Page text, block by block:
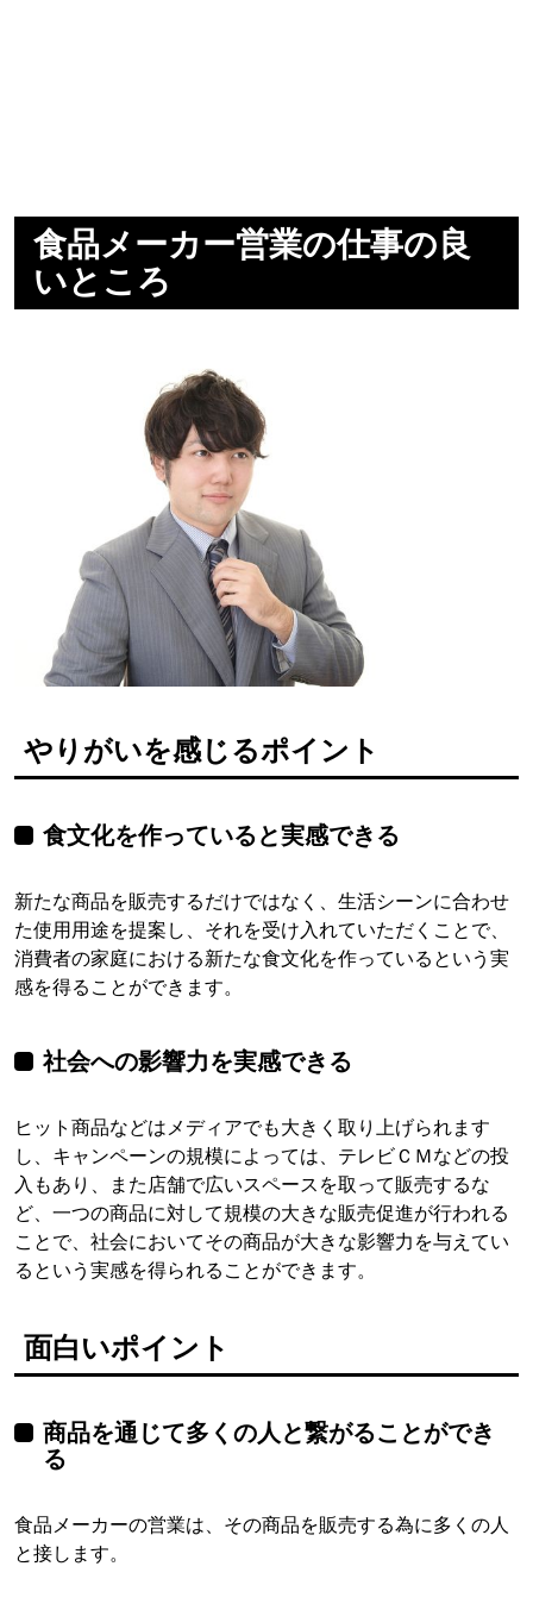
食品メーカー営業の仕事の良
いところ
やりがいを感じるポイント
食文化を作っていると実感できる
新たな商品を販売するだけではなく、生活シーンに合わせ
た使用用途を提案し、それを受け入れていただくことで、
消費者の家庭における新たな食文化を作っているという実
感を得ることができます。
社会への影響力を実感できる
ヒット商品などはメディアでも大きく取り上げられます
し、キャンペーンの規模によっては、テレビＣＭなどの投
入もあり、また店舗で広いスペースを取って販売するな
ど、一つの商品に対して規模の大きな販売促進が行われる
ことで、社会においてその商品が大きな影響力を与えてい
るという実感を得られることができます。
面白いポイント
商品を通じて多くの人と繋がることができ
る
食品メーカーの営業は、その商品を販売する為に多くの人
と接します。